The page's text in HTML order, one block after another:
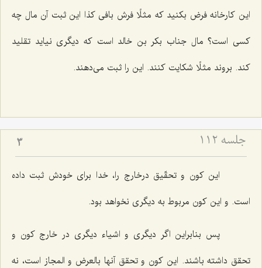
این كارخانه فرض بكنید كه مثلًا فرش بافى كذا این ثبت آن مال چه
كسى است؟ مال جناب بكر بن خالد است كه دیگرى نیاید تقلید
كند. بروند مثلًا شكایت كنند. این را ثبت مى‌دهند.
جلسه ۱۱۲ 3
این كون و تحقّیق درخارج را، خدا براى خودش ثبت داده
است. و این كون مربوط به دیگرى نخواهد بود.
پس بنابراین اگر دیگرى و اشیاء دیگرى در خارج كون و
تحقق داشته باشند. این كون و تحقق آنها بالعرض و المجاز است، نه